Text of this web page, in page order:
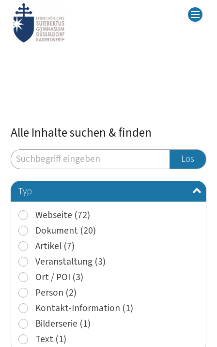
Alle Inhalte suchen & finden
Suche Los
Typ
Webseite (72)
Dokument (20)
Artikel (7)
Veranstaltung (3)
Ort / POI (3)
Person (2)
Kontakt-Information (1)
Bilderserie (1)
Text (1)